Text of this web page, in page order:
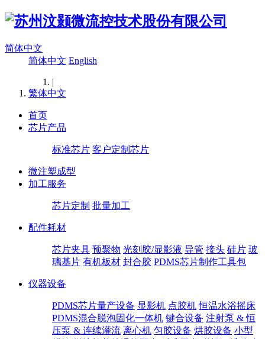
简体中文
简体中文 English
|
繁体中文
首页
芯片产品
标准芯片 客户定制芯片
微注塑成型
加工服务
芯片定制 批量加工
配件耗材
芯片夹具 预聚物 光刻胶/显影液 导管 接头 硅片 玻
璃基片 有机板材 封合胶 PDMS芯片制作工具包
仪器设备
PDMS芯片量产设备 显影机 点胶机 恒温水浴摇床
PDMS混合脱泡固化一体机 键合设备 注射泵 & 恒
压泵 & 连续灌流 离心机 匀胶设备 烘胶设备 小型